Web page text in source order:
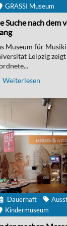
GRASSI Museum
Suche nach dem
Museum für
Leipzig
Weiterlesen
Dauerhaft
Kindermuseum